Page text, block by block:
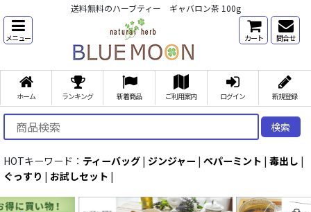
送料無料のハーブティー ギャバロン茶 100g
メニュー カート 問合せ
ホーム ランキング 新着商品 ご利用案内 ログイン 新規登録
検索
HOTキーワード： ティーバッグ | ジンジャー | ペパーミント | 毒出し |
ぐっすり | お試しセット |